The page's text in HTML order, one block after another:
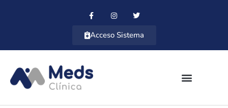
Acceso Sistema